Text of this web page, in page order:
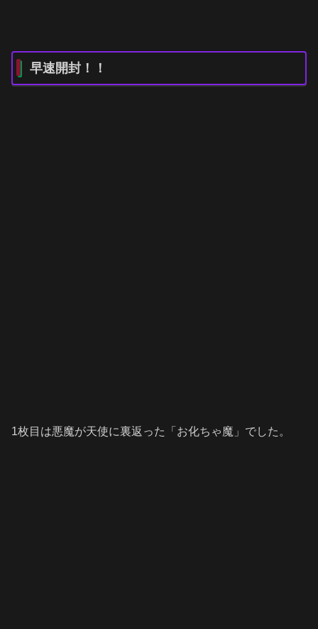
早速開封！！
1枚目は悪魔が天使に裏返った「お化ちゃ魔」でした。